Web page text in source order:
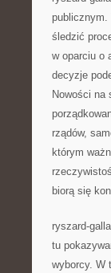
publicznym.
śledzić
w oparciu o
decyzje
Nowości na
rządów,
którym
biorą się
ryszard-
tu
wyborcy. W